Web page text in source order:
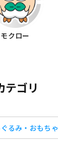
モクロー
テゴリ
るみ・おもちゃ